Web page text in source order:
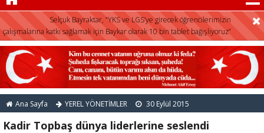
Selçuk Bayraktar, “YKS ve LGS’ye girecek öğrencilerimizin
çalışmalarına katkı sağlamak için Baykar olarak 10 bin tablet bağışlıyoruz”
Ana Sayfa YEREL YÖNETİMLER 30 Eylül 2015
Kadir Topbaş dünya liderlerine seslendi